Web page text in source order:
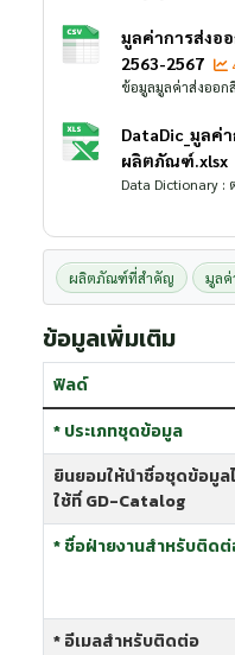
มูลค่าการส่งอ
2563-2567
DataDic_มูลค่
ผลิตภัณฑ์.xlsx
ผลิตภัณฑ์ที่สำคัญ มูลค่
ข้อมูลเพิ่มเติม
ฟิลด์
* ประเภทชุดข้อมูล
ยินยอมให้นำชื่อชุดข้อมูล
ใช้ที่ GD-Catalog
* ชื่อฝ่ายงานสำหรับติด
* อีเมลสำหรับติดต่อ